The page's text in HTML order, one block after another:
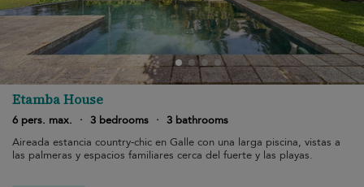
Etamba House
6 pers. max. · 3 bedrooms · 3 bathrooms
Aireada estancia country-chic en Galle con una larga piscina, vistas a
las palmeras y espacios familiares cerca del fuerte y las playas.